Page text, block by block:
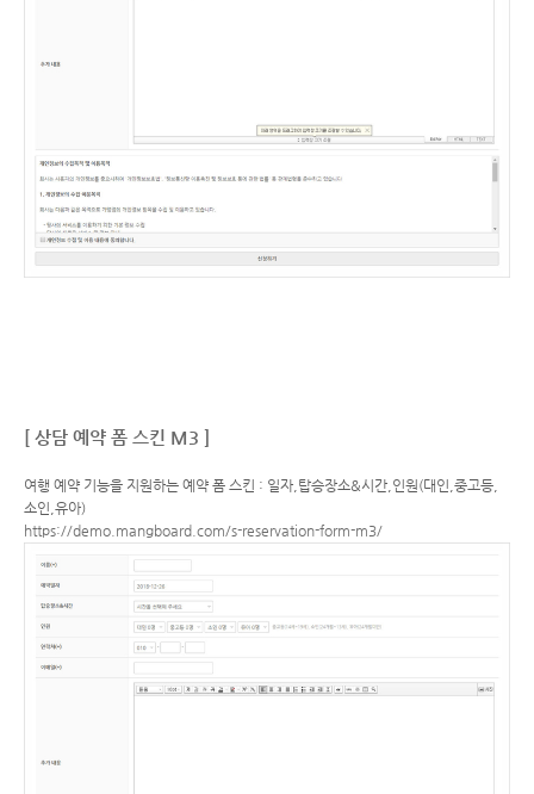
[ 상담 예약 폼 스킨 M3 ]
여행 예약 기능을 지원하는 예약 폼 스킨 : 일자,탑승장소&시간,인원(대인,중고등,
소인,유아)
https://demo.mangboard.com/s-reservation-form-m3/